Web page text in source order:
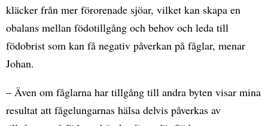
kläcker från mer förorenade sjöar, vilket kan skapa en
obalans mellan födotillgång och behov och leda till
födobrist som kan få negativ påverkan på fåglar, menar
Johan.
– Även om fåglarna har tillgång till andra byten visar mina
resultat att fågelungarnas hälsa delvis påverkas av